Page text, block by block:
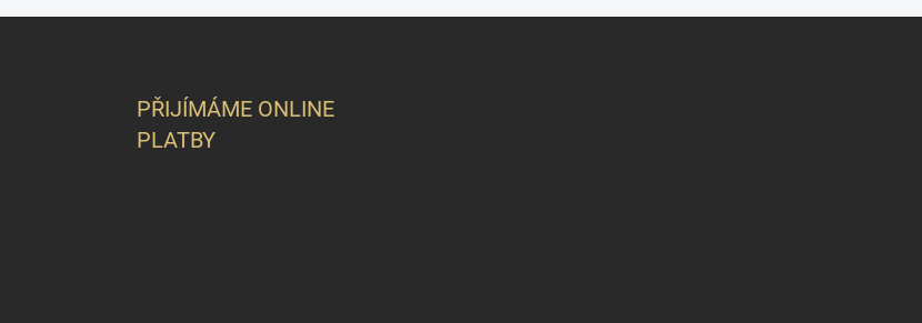
PŘIJÍMÁME ONLINE
PLATBY